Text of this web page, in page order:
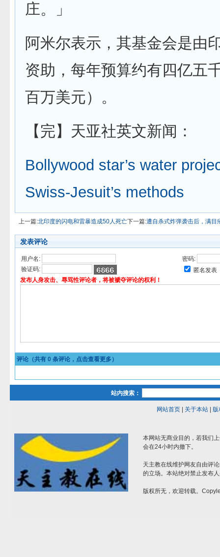
庄。」
阿米尔表示，其基金会是由
资助，每年预算约有四亿五
百万美元）。
【完】天亚社英文新闻：
Bollywood star’s water
Swiss-Jesuit’s methods
上一篇:北印度的闪电和雷暴造成50人死亡下一篇:遭自杀式炸弹袭击后，满目
发表评论
用户名:
密码:
验证码:
匿名发表
发布人身攻击、辱骂性评论者，将被褫夺评论的权利！
评论（共有 0 条评论，点击查看更多）
站内搜索：
网站首页| 关于本站| 版
本网站无商业目的，若我们
会在24小时内撤下。
天主教在线维护网友自由评
的立场。本站绝对禁止发布
版权所无，欢迎转载。